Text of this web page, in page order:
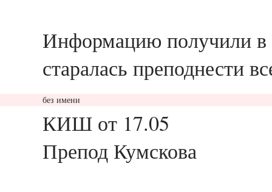
Информацию получили в
старалась преподнести
без имени
КИШ от 17.05
Препод Кумскова